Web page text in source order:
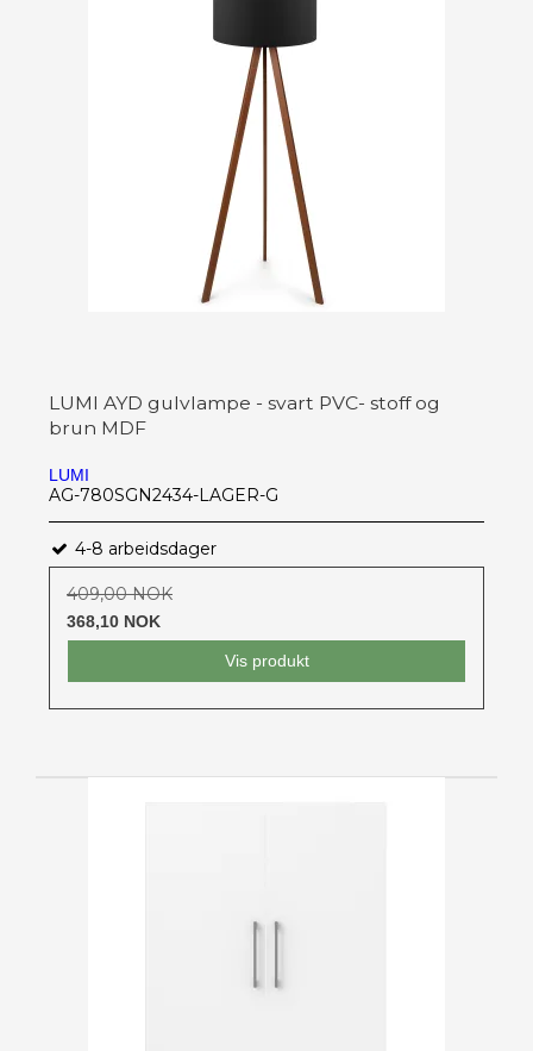
LUMI AYD gulvlampe - svart PVC- stoff og
brun MDF
LUMI
AG-780SGN2434-LAGER-G
4-8 arbeidsdager
409,00 NOK
368,10 NOK
Vis produkt